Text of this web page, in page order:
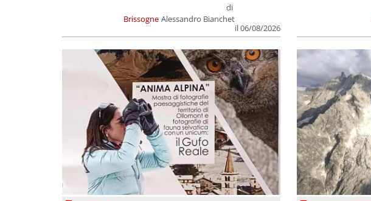
Brissogne
di
Alessandro Bianchet
il 06/08/2026